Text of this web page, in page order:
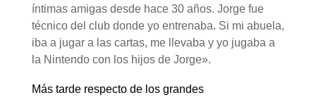
íntimas amigas desde hace 30 años. Jorge fue
técnico del club donde yo entrenaba. Si mi abuela,
iba a jugar a las cartas, me llevaba y yo jugaba a
la Nintendo con los hijos de Jorge».
Más tarde respecto de los grandes